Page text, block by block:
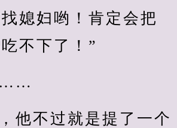
媳妇哟！肯定会把
不下了！”
……
他不过就是提了一个